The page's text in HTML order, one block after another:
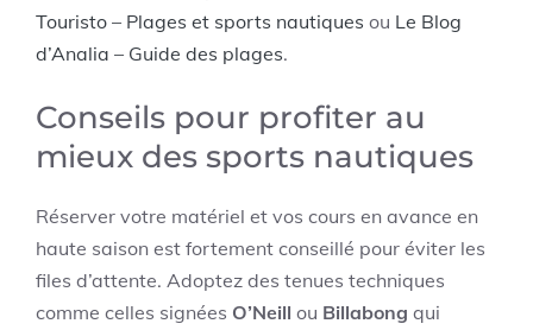
Touristo – Plages et sports nautiques ou Le Blog
d’Analia – Guide des plages.
Conseils pour profiter au
mieux des sports nautiques
Réserver votre matériel et vos cours en avance en
haute saison est fortement conseillé pour éviter les
files d’attente. Adoptez des tenues techniques
comme celles signées O’Neill ou Billabong qui